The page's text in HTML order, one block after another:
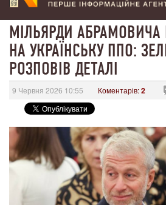
МІЛЬЯРДИ
НА УКРАЇНСЬКУ ППО:
РОЗПОВІВ ДЕТАЛІ
9 Червня 2026 10:55 Коментарів:2